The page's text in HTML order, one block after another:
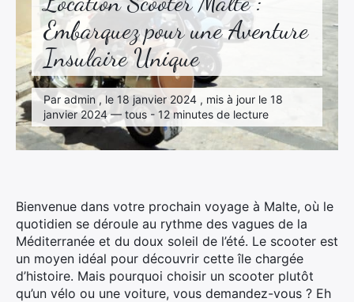
Embarquez pour une Aventure
Insulaire Unique
Par admin , le 18 janvier 2024 , mis à jour le 18
janvier 2024 — tous - 12 minutes de lecture
Bienvenue dans votre prochain voyage à Malte, où le
quotidien se déroule au rythme des vagues de la
Méditerranée et du doux soleil de l’été. Le scooter est
un moyen idéal pour découvrir cette île chargée
d’histoire. Mais pourquoi choisir un scooter plutôt
qu’un vélo ou une voiture, vous demandez-vous ? Eh